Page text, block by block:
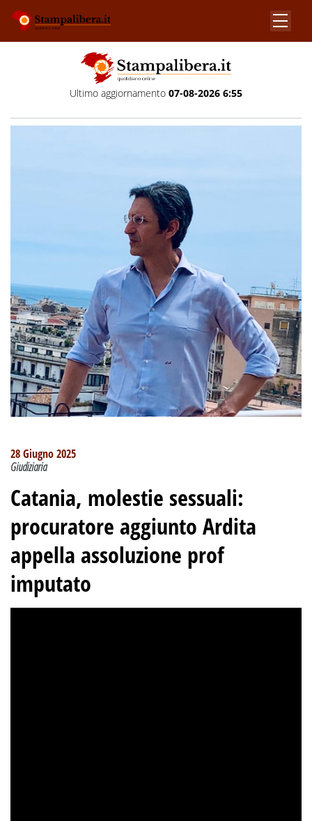
Ultimo aggiornamento 07-08-2026 6:55
28 Giugno 2025
Giudiziaria
Catania, molestie sessuali:
procuratore aggiunto Ardita
appella assoluzione prof
imputato